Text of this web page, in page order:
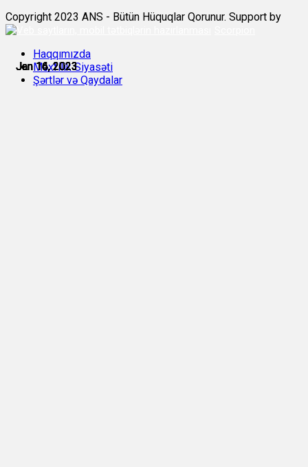
Jan 14, 2023
Jan 14, 2023
Jan 16, 2023
Jan 16, 2023
Jan 16, 2023
Jan 16, 2023
Copyright 2023 ANS - Bütün Hüquqlar Qorunur. Support by
Haqqımızda
Məxfilik Siyasəti
Şərtlər və Qaydalar